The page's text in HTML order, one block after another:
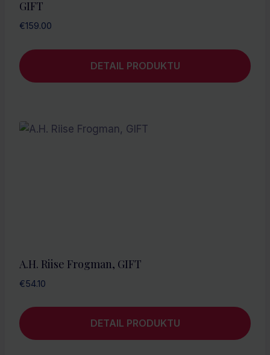
GIFT
€159.00
DETAIL PRODUKTU
A.H. Riise Frogman, GIFT
€54.10
DETAIL PRODUKTU